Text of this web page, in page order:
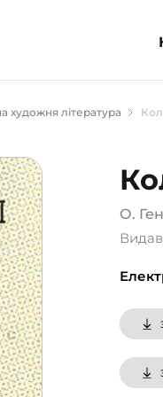
література (1854)
для підлітків (240)
популярна
література та
довідники,
сертифікати (1)
художня література
О.